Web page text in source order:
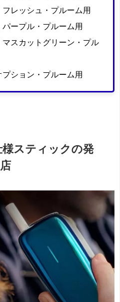
レッシュ・プルーム用
ープル・プルーム用
スカットグリーン・プル
ション・プルーム用
スティックの発